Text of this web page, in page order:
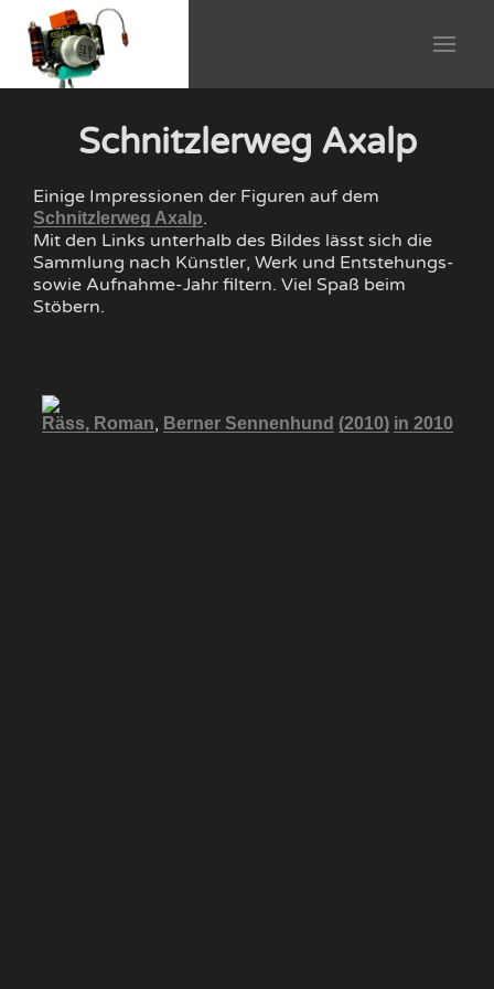
Schnitzlerweg Axalp
Einige Impressionen der Figuren auf dem
Schnitzlerweg Axalp.
Mit den Links unterhalb des Bildes lässt sich die
Sammlung nach Künstler, Werk und Entstehungs-
sowie Aufnahme-Jahr filtern. Viel Spaß beim
Stöbern.
Räss, Roman, Berner Sennenhund (2010) in 2010